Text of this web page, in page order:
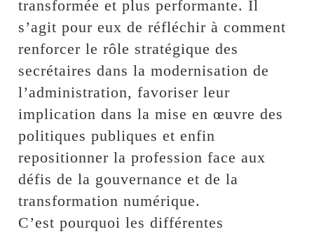
transformée et plus performante. Il
s’agit pour eux de réfléchir à comment
renforcer le rôle stratégique des
secrétaires dans la modernisation de
l’administration, favoriser leur
implication dans la mise en œuvre des
politiques publiques et enfin
repositionner la profession face aux
défis de la gouvernance et de la
transformation numérique.
C’est pourquoi les différentes